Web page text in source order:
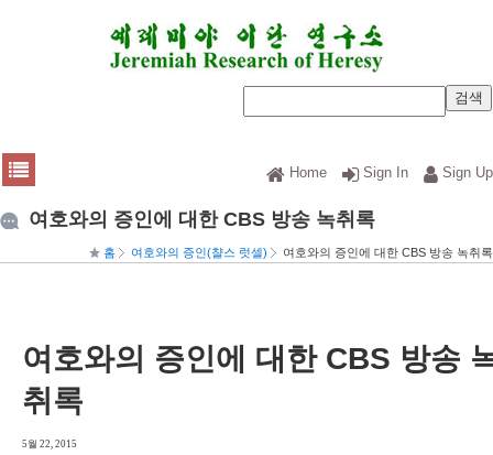
Home Sign In Sign Up
여호와의 증인에 대한 CBS 방송 녹취록
홈 여호와의 증인(챨스 럿셀) 여호와의 증인에 대한 CBS 방송 녹취록
여호와의 증인에 대한 CBS 방송
취록
5월 22, 2015